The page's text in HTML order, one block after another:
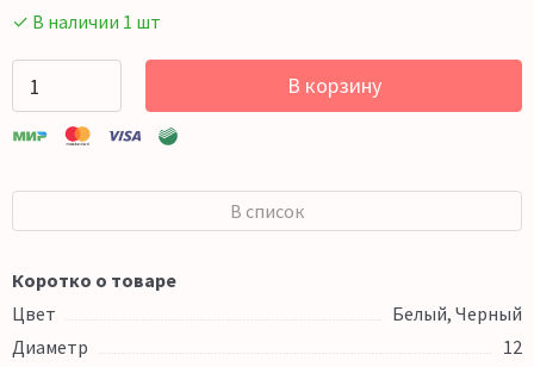
✓ В наличии 1 шт
В корзину
В список
Коротко о товаре
Цвет
Белый, Черный
Диаметр
12